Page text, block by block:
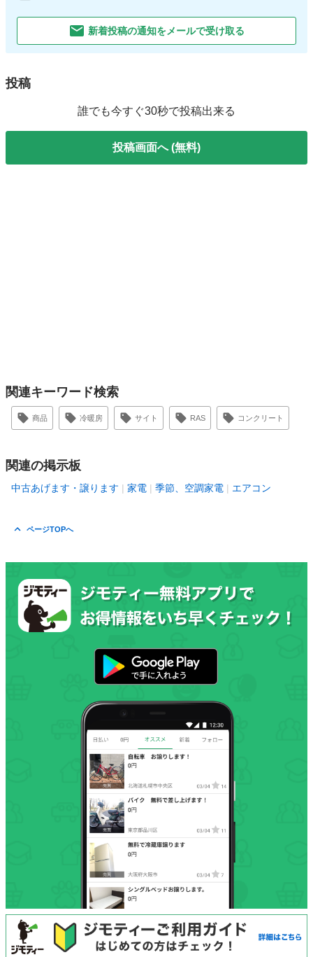
新着投稿の通知をメールで受け取る
投稿
誰でも今すぐ30秒で投稿出来る
投稿画面へ (無料)
関連キーワード検索
商品 冷暖房 サイト RAS コンクリート
関連の掲示板
中古あげます・譲ります 家電 季節、空調家電 エアコン
ページTOPへ